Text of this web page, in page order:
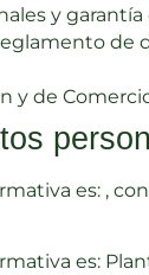
y
de
y de
es: ,
es: